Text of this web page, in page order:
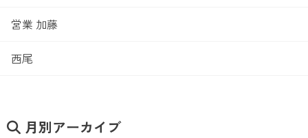
営業 加藤
西尾
月別アーカイブ